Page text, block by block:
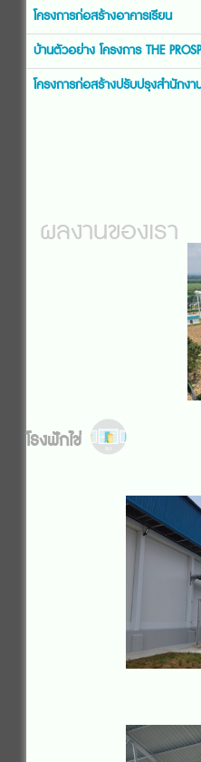
โครงการก่อสร้างอาคารเรียน
บ้านตัวอย่าง โครงการ THE
โครงการก่อสร้างปรับปรุงสำนักงา
ผลงานของเรา
โรงฟักไข่